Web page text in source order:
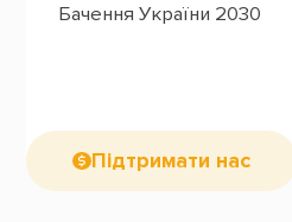
Бачення України 2030
Підтримати нас